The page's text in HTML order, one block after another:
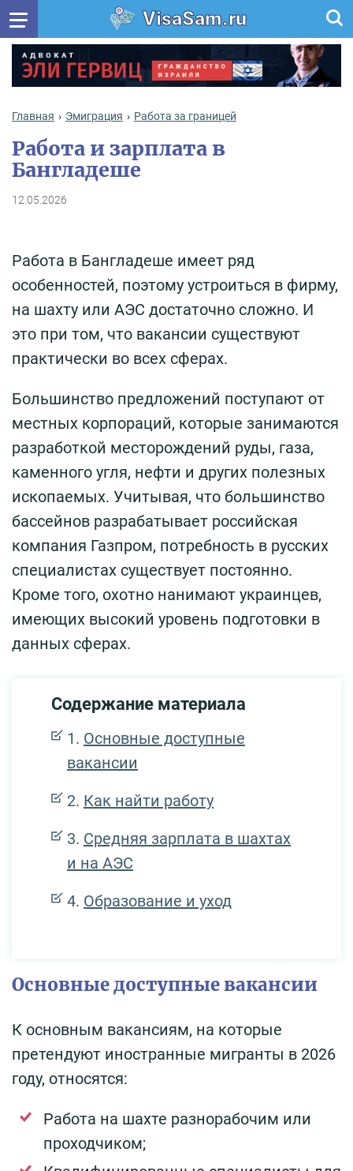
VisaSam.ru
Главная Эмиграция Работа за границей
Работа и зарплата в
Бангладеше
12.05.2026
Работа в Бангладеше имеет ряд
особенностей, поэтому устроиться в фирму,
на шахту или АЭС достаточно сложно. И
это при том, что вакансии существуют
практически во всех сферах.
Большинство предложений поступают от
местных корпораций, которые занимаются
разработкой месторождений руды, газа,
каменного угля, нефти и других полезных
ископаемых. Учитывая, что большинство
бассейнов разрабатывает российская
компания Газпром, потребность в русских
специалистах существует постоянно.
Кроме того, охотно нанимают украинцев,
имеющих высокий уровень подготовки в
данных сферах.
Содержание материала
Основные доступные
вакансии
Как найти работу
Средняя зарплата в шахтах
и на АЭС
Образование и уход
Основные доступные вакансии
К основным вакансиям, на которые
претендуют иностранные мигранты в 2026
году, относятся:
Работа на шахте разнорабочим или
проходчиком;